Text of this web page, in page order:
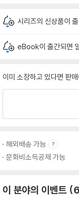
시리즈의 신상품이
eBook이 출간되면
이미 소장하고 있다면 판
해외배송 가능
문화비소득공제 가능
이 분야의 이벤트 6